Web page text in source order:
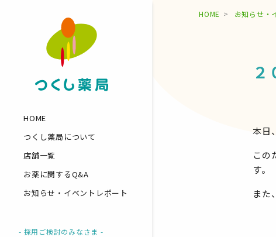
HOME
つくし薬局について
店舗一覧
お薬に関するQ&A
お知らせ・イベントレポート
- 採用ご検討のみなさま -
HOME お知らせ・
２
本日
この
す。
また